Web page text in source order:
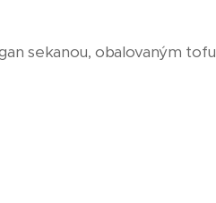
sekanou, obalovaným